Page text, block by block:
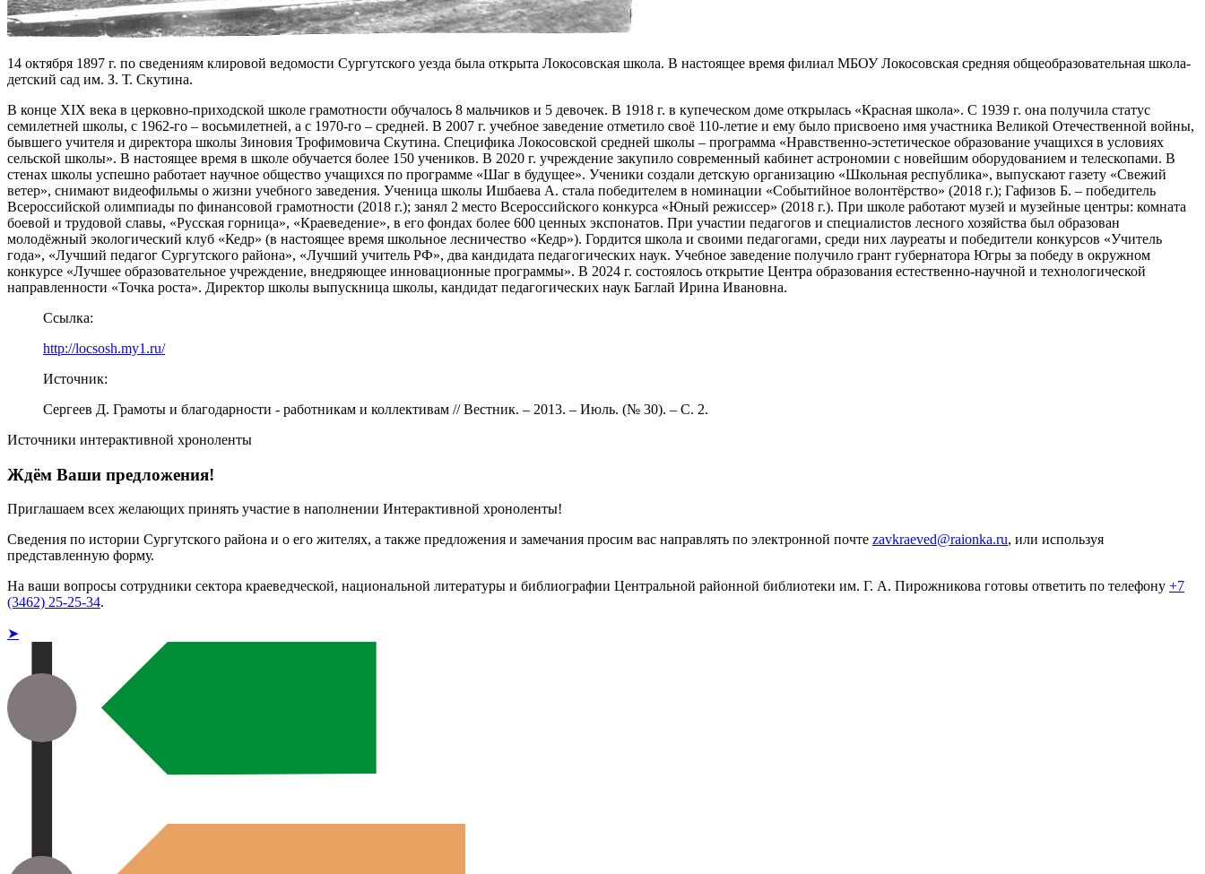
14 октября 1897 г. по сведениям клировой ведомости Сургутского уезда была открыта Локосовская школа. В настоящее время филиал МБОУ Локосовская средняя общеобразовательная школа-
детский сад им. З. Т. Скутина.
В конце XIX века в церковно-приходской школе грамотности обучалось 8 мальчиков и 5 девочек. В 1918 г. в купеческом доме открылась «Красная школа». С 1939 г. она получила статус
семилетней школы, с 1962-го – восьмилетней, а с 1970-го – средней. В 2007 г. учебное заведение отметило своё 110-летие и ему было присвоено имя участника Великой Отечественной войны,
бывшего учителя и директора школы Зиновия Трофимовича Скутина. Специфика Локосовской средней школы – программа «Нравственно-эстетическое образование учащихся в условиях
сельской школы». В настоящее время в школе обучается более 150 учеников. В 2020 г. учреждение закупило современный кабинет астрономии с новейшим оборудованием и телескопами. В
стенах школы успешно работает научное общество учащихся по программе «Шаг в будущее». Ученики создали детскую организацию «Школьная республика», выпускают газету «Свежий
ветер», снимают видеофильмы о жизни учебного заведения. Ученица школы Ишбаева А. стала победителем в номинации «Событийное волонтёрство» (2018 г.); Гафизов Б. – победитель
Всероссийской олимпиады по финансовой грамотности (2018 г.); занял 2 место Всероссийского конкурса «Юный режиссер» (2018 г.). При школе работают музей и музейные центры: комната
боевой и трудовой славы, «Русская горница», «Краеведение», в его фондах более 600 ценных экспонатов. При участии педагогов и специалистов лесного хозяйства был образован
молодёжный экологический клуб «Кедр» (в настоящее время школьное лесничество «Кедр»). Гордится школа и своими педагогами, среди них лауреаты и победители конкурсов «Учитель
года», «Лучший педагог Сургутского района», «Лучший учитель РФ», два кандидата педагогических наук. Учебное заведение получило грант губернатора Югры за победу в окружном
конкурсе «Лучшее образовательное учреждение, внедряющее инновационные программы». В 2024 г. состоялось открытие Центра образования естественно-научной и технологической
направленности «Точка роста». Директор школы выпускница школы, кандидат педагогических наук Баглай Ирина Ивановна.
Ссылка:
http://locsosh.my1.ru/
Источник:
Сергеев Д. Грамоты и благодарности - работникам и коллективам // Вестник. – 2013. – Июль. (№ 30). – С. 2.
Источники интерактивной хроноленты
Ждём Ваши предложения!
Приглашаем всех желающих принять участие в наполнении Интерактивной хроноленты!
Сведения по истории Сургутского района и о его жителях, а также предложения и замечания просим вас направлять по электронной почте zavkraeved@raionka.ru, или используя
представленную форму.
На ваши вопросы сотрудники сектора краеведческой, национальной литературы и библиографии Центральной районной библиотеки им. Г. А. Пирожникова готовы ответить по телефону +7
(3462) 25-25-34.
➤